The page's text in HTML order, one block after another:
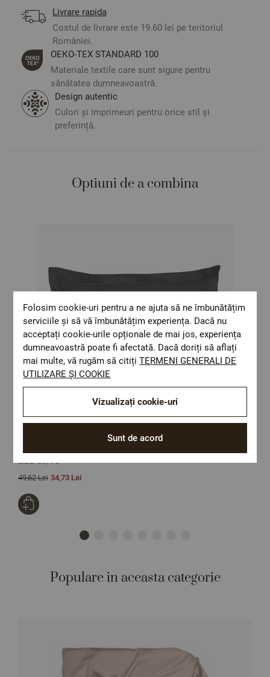
Mărime:
Cearșaf de pilotă – 200/215 cm – 1 bucată
Fețe de pernă – 50/70 cm – 2 bucăți
** Fotografiile sunt orientative. Poate varia ușor culoarea
sau tonalitatea
Livrare rapida
Costul de livrare este 19.60 lei pe teritoriul
României.
ОЕКО-ТЕX STANDARD 100
Materiale textile care sunt sigure pentru
sănătatea dumneavoastră.
Design autentic
Culori și imprimeuri pentru orice stil și
preferință.
Optiuni de a combina
Fata de perna SATEEN NEGRU 50/70 cm 100% bumbac satinat
Size:50/70
49,62 Lei 34,73 Lei
Populare in aceasta categorie
Folosim cookie-uri pentru a ne ajuta să ne îmbunătățim
serviciile și să vă îmbunătățim experiența. Dacă nu
acceptați cookie-urile opționale de mai jos, experiența
dumneavoastră poate fi afectată. Dacă doriți să aflați
mai multe, vă rugăm să citițiTERMENI GENERALI DE
UTILIZARE ȘI COOKIE
Sunt de acord
Vizualizați cookie-uri